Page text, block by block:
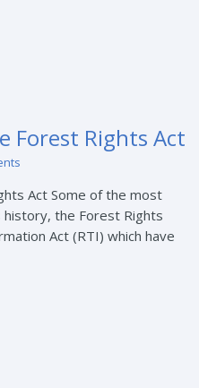
Forest Rights Act
Act Some of the most
history, the Forest Rights
Act (RTI) which have